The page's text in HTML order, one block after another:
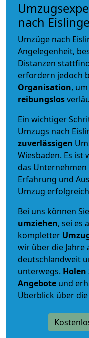
nach
Umzüge nach
Angelegenheit,
Distanzen
erfordern jedoch
Organisation,
reibungslos
Ein wichtiger
Umzugs nach
zuverlässigen
Wiesbaden. Es ist
das
Erfahrung und
Umzug
Bei uns können Sie
umziehen, sei es
kompletter
wir über die
deutschlandweit
unterwegs. Holen
Angebote und
Überblick über